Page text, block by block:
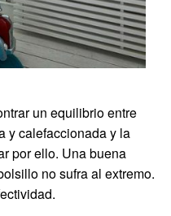
un equilibrio entre
y calefaccionada y la
por ello. Una buena
no sufra al extremo.